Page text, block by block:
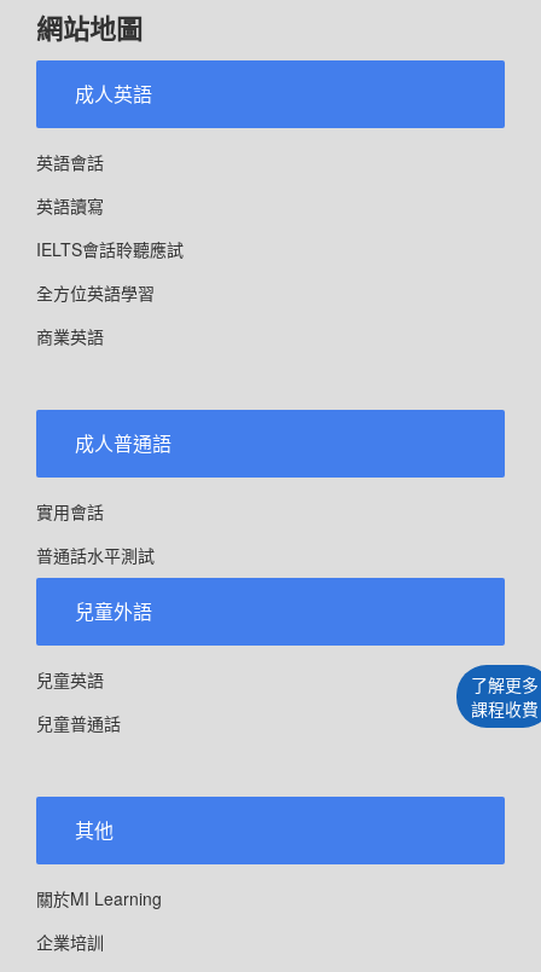
了解更多
課程收費
網站地圖
成人英語
英語會話
英語讀寫
IELTS會話聆聽應試
全方位英語學習
商業英語
成人普通語
實用會話
普通話水平測試
兒童外語
兒童英語
兒童普通話
其他
關於MI Learning
企業培訓